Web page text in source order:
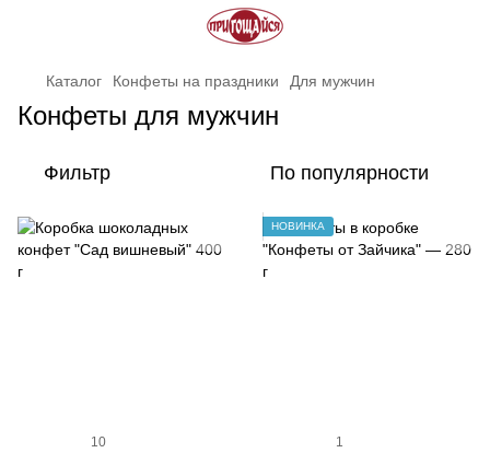
Каталог Конфеты на праздники Для мужчин
Конфеты для мужчин
Фильтр По популярности
10
НОВИНКА
1